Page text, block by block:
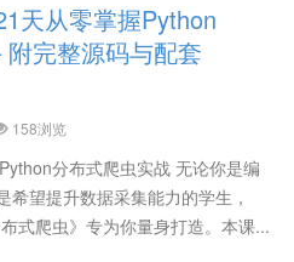
天从零掌握Python
完整源码与配套
158浏览
分布式爬虫实战 无论你是编
望提升数据采集能力的学生，
式爬虫》专为你量身打造。本课...